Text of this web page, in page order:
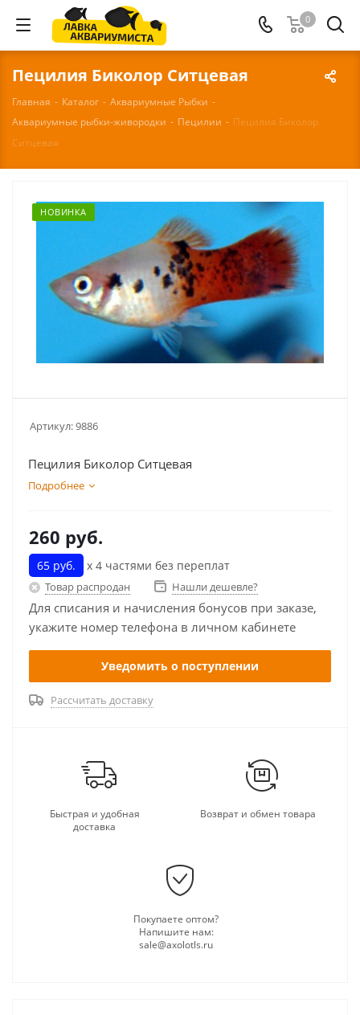
0
Пецилия Биколор Ситцевая
Главная - Каталог - Аквариумные Рыбки -
Аквариумные рыбки-живородки - Пецилии - Пецилия Биколор
Ситцевая
НОВИНКА
Артикул:9886
Пецилия Биколор Ситцевая
Подробнее
260 руб.
65 руб. х 4 частями без переплат
Товар распродан Нашли дешевле?
Для списания и начисления бонусов при заказе,
укажите номер телефона в личном кабинете
Уведомить о поступлении
Рассчитать доставку
Быстрая и удобная
доставка
Возврат и обмен товара
Покупаете оптом?
Напишите нам:
sale@axolotls.ru